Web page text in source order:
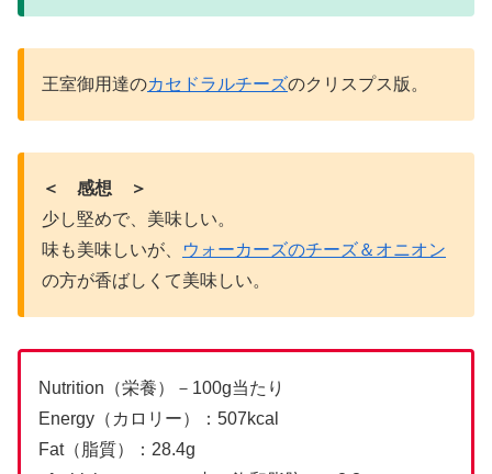
王室御用達のカセドラルチーズのクリスプス版。
＜ 感想 ＞
少し堅めで、美味しい。
味も美味しいが、
ウォーカーズのチーズ＆オニオン
の方が香ばしくて美味しい。
Nutrition（栄養）－100g当たり
Energy（カロリー）：507kcal
Fat（脂質）：28.4g